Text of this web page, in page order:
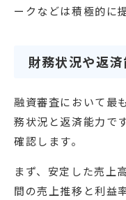
ークなどは積極的に
財務状況や返済
融資審査において最
務状況と返済能力で
確認します。
まず、安定した売上
間の売上推移と利益